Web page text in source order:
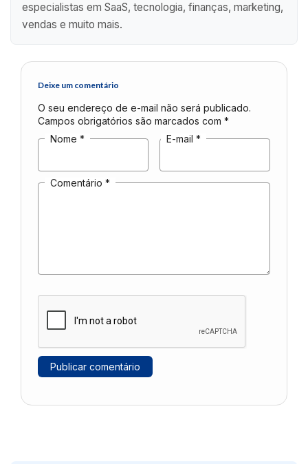
especialistas em SaaS, tecnologia, finanças, marketing,
vendas e muito mais.
Deixe um comentário
O seu endereço de e-mail não será publicado.
Campos obrigatórios são marcados com *
Nome * E-mail *
Comentário *